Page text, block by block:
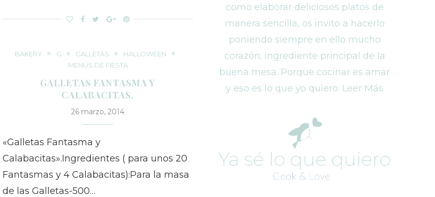
BAKERY G GALLETAS
HALLOWEEN
MENÚS DE FIESTA
GALLETAS FANTASMA Y
CALABACITAS.
26 marzo, 2014
«Galletas Fantasma y
Calabacitas».Ingredientes ( para unos 20
Fantasmas y 4 Calabacitas):Para la masa
de las Galletas-500…
como elaborar deliciosos platos de
manera sencilla, os invito a hacerlo
poniendo siempre en ello mucho
corazón; ingrediente principal de la
buena mesa. Porque cocinar es amar
y eso es lo que yo quiero. Leer Más